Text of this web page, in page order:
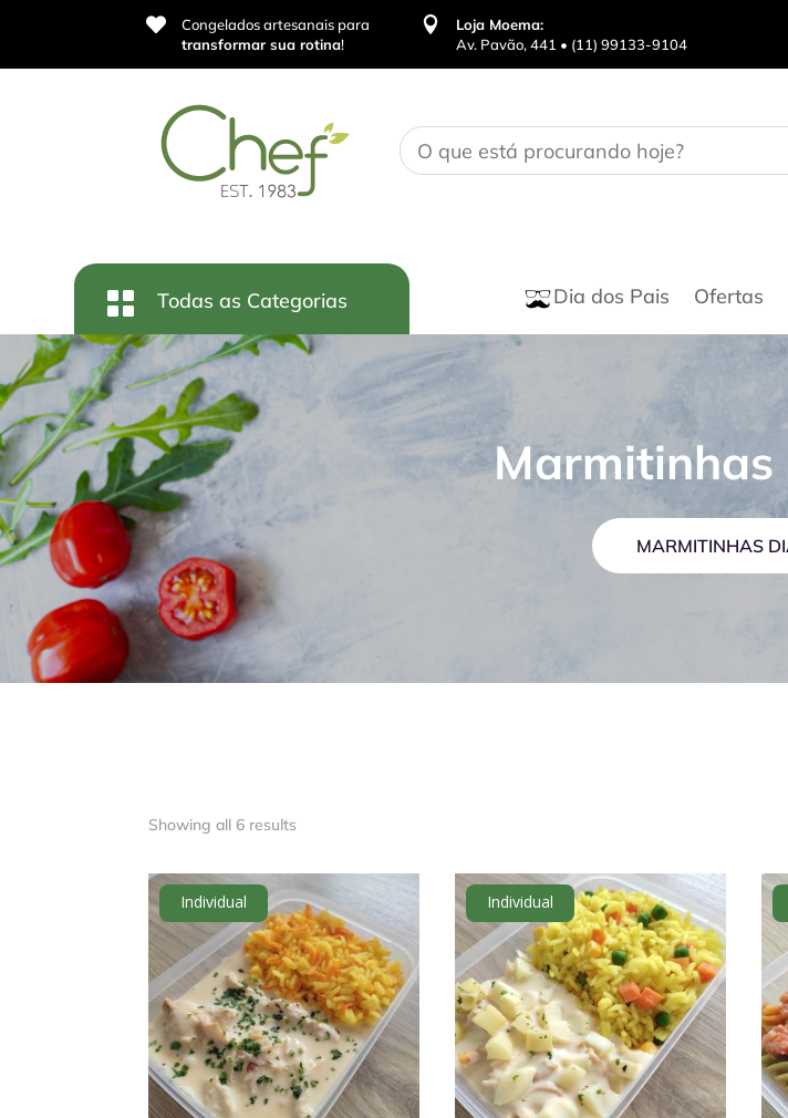

Congelados artesanais para
transformar sua rotina!

Loja Moema:
Av. Pavão, 441 • (11) 99133-9104
Dia dos Pais Ofertas
Marmitinhas
MARMITINHAS
Showing all 6 results
Individual Individual